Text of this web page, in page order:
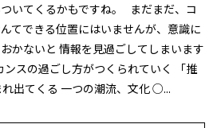
いてくるかもですね。 まだまだ、コ
てできる位置にはいませんが、意識に
かないと 情報を見過ごしてしまいます
スの過ごし方がつくられていく 「推
出てくる 一つの潮流、文化 ○...